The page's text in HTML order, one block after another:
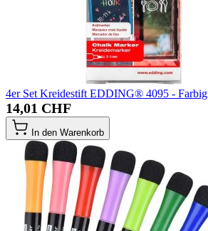
4er Set Kreidestift EDDING® 4095 - Farbig
14,01 CHF
In den Warenkorb